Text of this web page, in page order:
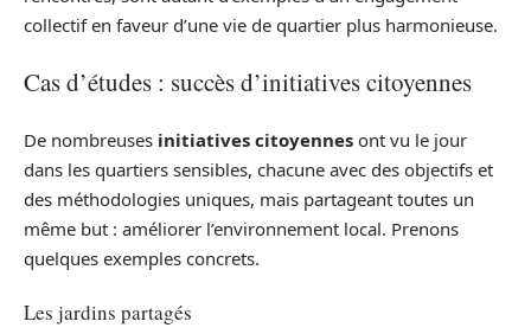
collectif en faveur d’une vie de quartier plus harmonieuse.
Cas d’études : succès d’initiatives citoyennes
De nombreuses initiatives citoyennes ont vu le jour
dans les quartiers sensibles, chacune avec des objectifs et
des méthodologies uniques, mais partageant toutes un
même but : améliorer l’environnement local. Prenons
quelques exemples concrets.
Les jardins partagés